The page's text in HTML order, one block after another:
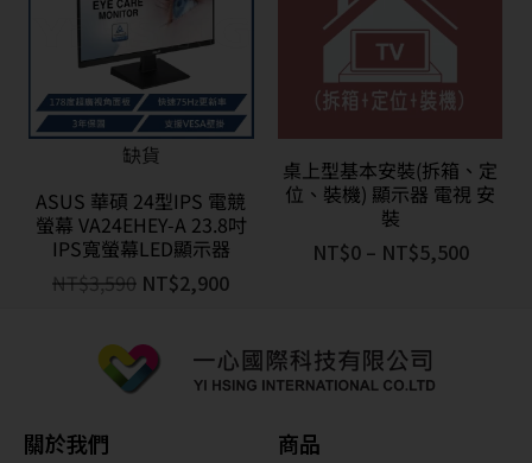
缺貨
ASUS 華碩 24型IPS 電競
螢幕 VA24EHEY-A 23.8吋
IPS寬螢幕LED顯示器
NT$3,590 NT$2,900
桌上型基本安裝(拆箱、定
位、裝機) 顯示器 電視 安
裝
NT$0 – NT$5,500
關於我們 商品